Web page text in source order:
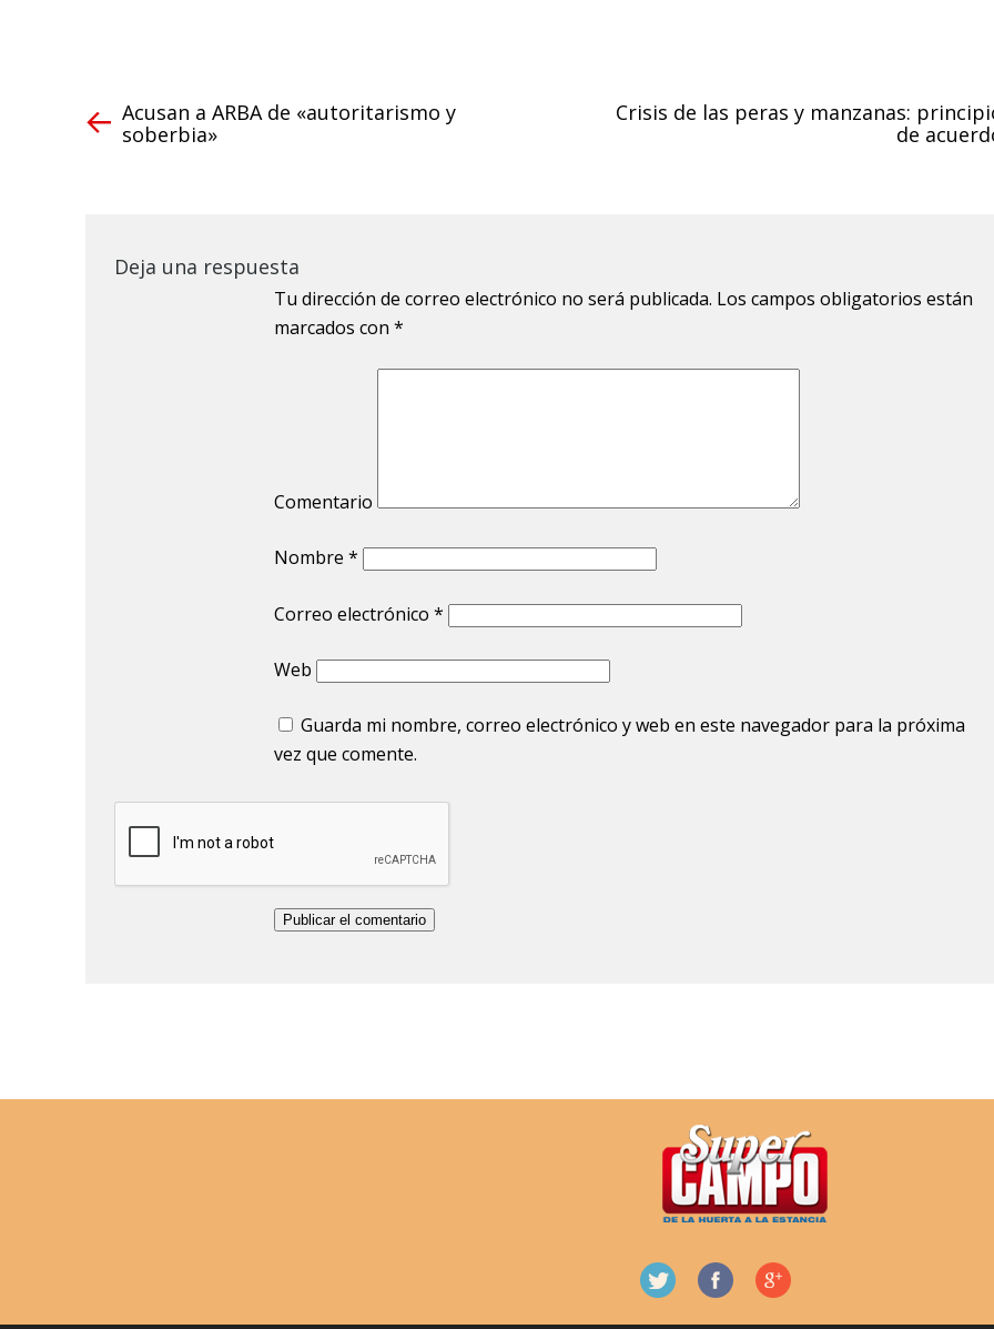
Acusan a ARBA de «autoritarismo y
soberbia»
Crisis de las peras y manzanas:
de
Deja una respuesta
Tu dirección de correo electrónico no será publicada. Los campos obligatorios están
marcados con *
Comentario
Nombre *
Correo electrónico *
Web
Guarda mi nombre, correo electrónico y web en este navegador para la próxima
vez que comente.